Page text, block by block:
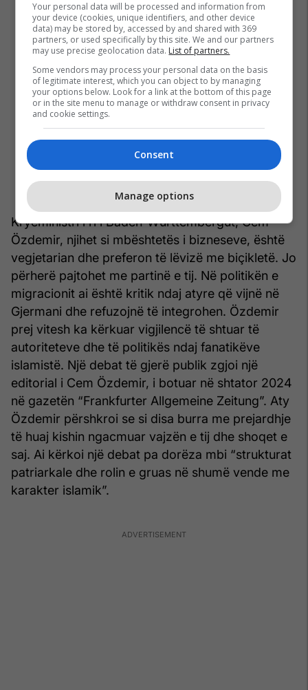
Kryeministri i ri i Baden-Württembergut, Cem
Özdemir, njihet si mbështetës i bizneseve, është
vegjetarian dhe preferon të lëvizë me biçikletë. Jo
përherë pajtohet me partinë e tij. Në politikën e
migracionit ai është kritik ndaj atyre që vijnë në
Gjermani dhe refuzojnë të integrohen. Özdemir
prej vitesh ka kërkuar vigjilencë të shtuar të
autoriteteve dhe të politikës ndaj fanatikëve
islamistë. Një debat të gjerë publik zgjoi një
editorial i Cem Özdemir, i botuar në shtator 2024
në gazetën “Frankfurter Allgemeine Zeitung”. Aty
Özdemir përshkroi se si disa burra me prejardhje
të huaj kishin ngacmuar vajzën e tij dhe shoqet e
saj. Ai kërkoi një debat pa dorëza mbi “strukturat
patriarkale dhe rolin e gruas në shumë vende me
karakter islamik”.
Your personal data will be processed and information from
your device (cookies, unique identifiers, and other device
data) may be stored by, accessed by and shared with 369
partners, or used specifically by this site. We and our partners
may use precise geolocation data. List of partners.
Some vendors may process your personal data on the basis
of legitimate interest, which you can object to by managing
your options below. Look for a link at the bottom of this page
or in the site menu to manage or withdraw consent in privacy
and cookie settings.
Consent
Manage options